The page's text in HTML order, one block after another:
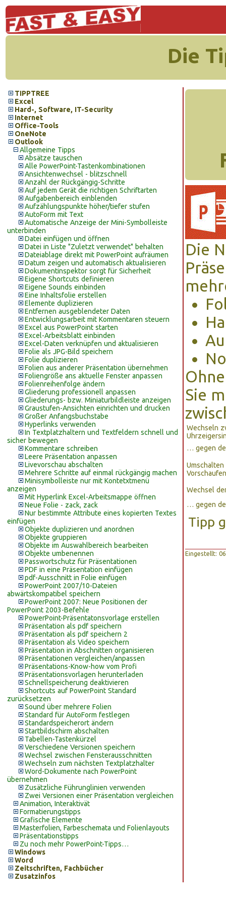
Die
TIPPTREE
Excel
Hard-, Software, IT-Security
Internet
Office-Tools
OneNote
Outlook
Allgemeine Tipps
Absätze tauschen
Alle PowerPoint-Tastenkombinationen
Ansichtenwechsel - blitzschnell
Anzahl der Rückgängig-Schritte
Auf jedem Gerät die richtigen Schriftarten
Aufgabenbereich einblenden
Aufzählungspunkte höher/tiefer stufen
AutoForm mit Text
Automatische Anzeige der Mini-Symbolleiste
unterbinden
Datei einfügen und öffnen
Datei in Liste "Zuletzt verwendet" behalten
Dateiablage direkt mit PowerPoint aufräumen
Datum zeigen und automatisch aktualisieren
Dokumentinspektor sorgt für Sicherheit
Eigene Shortcuts definieren
Eigene Sounds einbinden
Eine Inhaltsfolie erstellen
Elemente duplizieren
Entfernen ausgeblendeter Daten
Entwicklungsarbeit mit Kommentaren steuern
Excel aus PowerPoint starten
Excel-Arbeitsblatt einbinden
Excel-Daten verknüpfen und aktualisieren
Folie als JPG-Bild speichern
Folie duplizieren
Folien aus anderer Präsentation übernehmen
Foliengröße ans aktuelle Fenster anpassen
Folienreihenfolge ändern
Gliederung professionell anpassen
Gliederungs- bzw. Miniaturbildleiste anzeigen
Graustufen-Ansichten einrichten und drucken
Großer Anfangsbuchstabe
Hyperlinks verwenden
In Textplatzhaltern und Textfeldern schnell und
sicher bewegen
Kommentare schreiben
Leere Präsentation anpassen
Livevorschau abschalten
Mehrere Schritte auf einmal rückgängig machen
Minisymbolleiste nur mit Kontetxtmenü
anzeigen
Mit Hyperlink Excel-Arbeitsmappe öffnen
Neue Folie - zack, zack
Nur bestimmte Attribute eines kopierten Textes
einfügen
Objekte duplizieren und anordnen
Objekte gruppieren
Objekte im Auswahlbereich bearbeiten
Objekte umbenennen
Passwortschutz für Präsentationen
PDF in eine Präsentation einfügen
pdf-Ausschnitt in Folie einfügen
PowerPoint 2007/10-Dateien
abwärtskompatibel speichern
PowerPoint 2007: Neue Positionen der
PowerPoint 2003-Befehle
PowerPoint-Präsentatonsvorlage erstellen
Präsentation als pdf speichern
Präsentation als pdf speichern 2
Präsentation als Video speichern
Präsentation in Abschnitten organisieren
Präsentationen vergleichen/anpassen
Präsentations-Know-how vom Profi
Präsentationsvorlagen herunterladen
Schnellspeicherung deaktivieren
Shortcuts auf PowerPoint Standard
zurücksetzen
Sound über mehrere Folien
Standard für AutoForm festlegen
Standardspeicherort ändern
Startbildschirm abschalten
Tabellen-Tastenkürzel
Verschiedene Versionen speichern
Wechsel zwischen Fensterausschnitten
Wechseln zum nächsten Textplatzhalter
Word-Dokumente nach PowerPoint
übernehmen
Zusätzliche Führunglinien verwenden
Zwei Versionen einer Präsentation vergleichen
Animation, Interaktivät
Formatierungstipps
Grafische Elemente
Masterfolien, Farbeschemata und Folienlayouts
Präsentationstipps
Zu noch mehr PowerPoint-Tipps…
Windows
Word
Zeitschriften, Fachbücher
Zusatzinfos
Die
Sie
Wechseln
… gegen
Wechsel
… gegen
Tipp
Eingestellt: